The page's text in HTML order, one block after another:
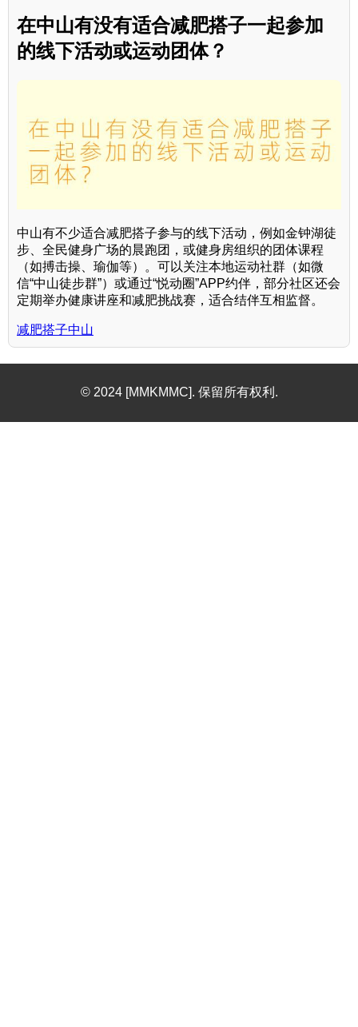
在中山有没有适合减肥搭子一起参加
的线下活动或运动团体？
中山有不少适合减肥搭子参与的线下活动，例如金钟湖徒
步、全民健身广场的晨跑团，或健身房组织的团体课程
（如搏击操、瑜伽等）。可以关注本地运动社群（如微
信“中山徒步群”）或通过“悦动圈”APP约伴，部分社区还会
定期举办健康讲座和减肥挑战赛，适合结伴互相监督。
减肥搭子中山
© 2024 [MMKMMC]. 保留所有权利.